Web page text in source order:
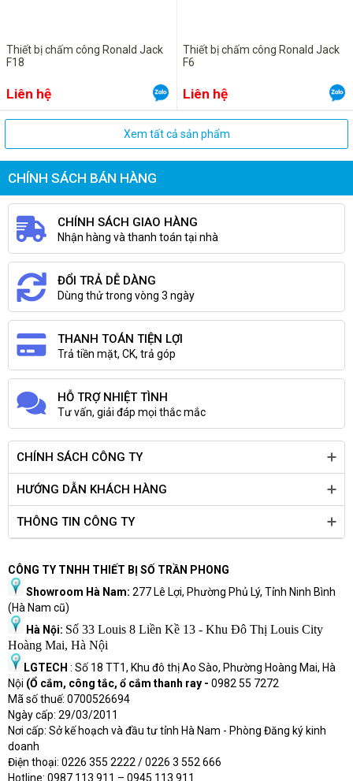
Thiết bị chấm công Ronald Jack
F18
Liên hệ
Thiết bị chấm công Ronald Jack
F6
Liên hệ
Xem tất cả sản phẩm
CHÍNH SÁCH BÁN HÀNG
CHÍNH SÁCH GIAO HÀNG
Nhận hàng và thanh toán tại nhà
ĐỔI TRẢ DỄ DÀNG
Dùng thử trong vòng 3 ngày
THANH TOÁN TIỆN LỢI
Trả tiền mặt, CK, trả góp
HỖ TRỢ NHIỆT TÌNH
Tư vấn, giải đáp mọi thắc mắc
CHÍNH SÁCH CÔNG TY
HƯỚNG DẪN KHÁCH HÀNG
THÔNG TIN CÔNG TY
CÔNG TY TNHH THIẾT BỊ SỐ TRẦN PHONG
Showroom Hà Nam: 277 Lê Lợi, Phường Phủ Lý, Tỉnh Ninh Bình
(Hà Nam cũ)
Hà Nội: Số 33 Louis 8 Liền Kề 13 - Khu Đô Thị Louis City
Hoàng Mai, Hà Nội
LGTECH : Số 18 TT1, Khu đô thị Ao Sào, Phường Hoàng Mai, Hà
Nội (Ổ cắm, công tắc, ổ cắm thanh ray - 0982 55 7272
Mã số thuế: 0700526694
Ngày cấp: 29/03/2011
Nơi cấp: Sở kế hoạch và đầu tư tỉnh Hà Nam - Phòng Đăng ký kinh
doanh
Điện thoại: 0226 355 2222 / 0226 3 552 666
Hotine: 0987 113 911 – 0945 113 911